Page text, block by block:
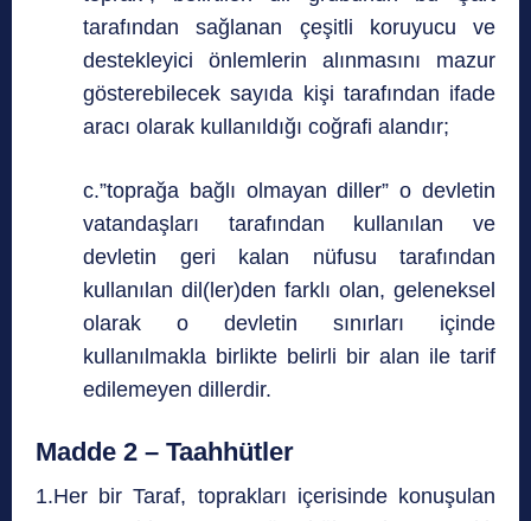
tarafından sağlanan çeşitli koruyucu ve
destekleyici önlemlerin alınmasını mazur
gösterebilecek sayıda kişi tarafından ifade
aracı olarak kullanıldığı coğrafi alandır;
c.”toprağa bağlı olmayan diller” o devletin
vatandaşları tarafından kullanılan ve
devletin geri kalan nüfusu tarafından
kullanılan dil(ler)den farklı olan, geleneksel
olarak o devletin sınırları içinde
kullanılmakla birlikte belirli bir alan ile tarif
edilemeyen dillerdir.
Madde 2 – Taahhütler
1.Her bir Taraf, toprakları içerisinde konuşulan